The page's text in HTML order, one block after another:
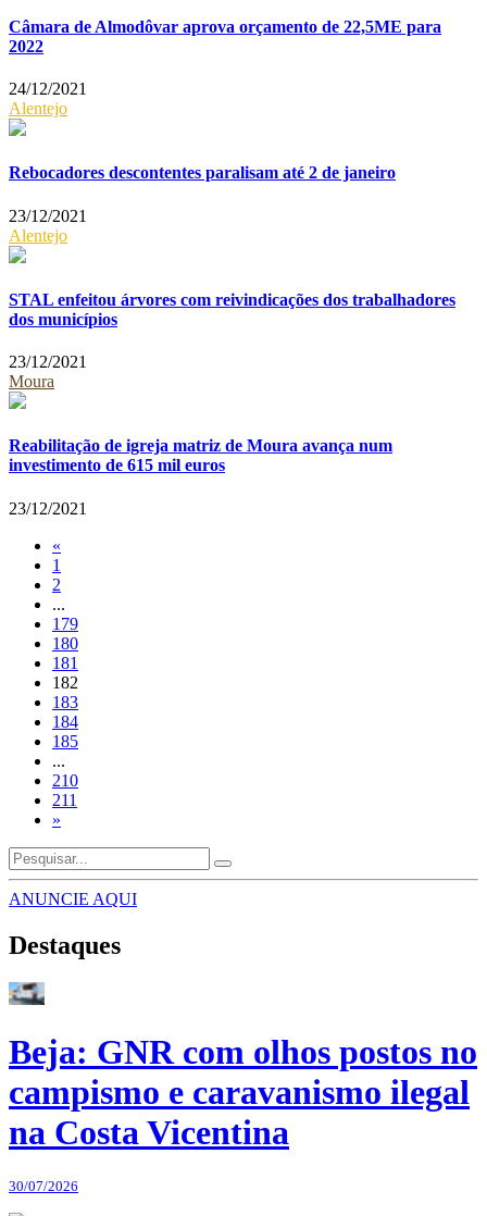
Câmara de Almodôvar aprova orçamento de 22,5ME para
2022
24/12/2021
Alentejo
Rebocadores descontentes paralisam até 2 de janeiro
23/12/2021
Alentejo
STAL enfeitou árvores com reivindicações dos trabalhadores
dos municípios
23/12/2021
Moura
Reabilitação de igreja matriz de Moura avança num
investimento de 615 mil euros
23/12/2021
«
1
2
...
179
180
181
182
183
184
185
...
210
211
»
ANUNCIE AQUI
Destaques
Beja: GNR com olhos postos no
campismo e caravanismo ilegal
na Costa Vicentina
30/07/2026